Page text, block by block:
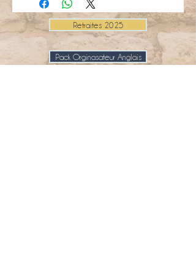
Retraites 2025
Pack Orginasateur Anglais